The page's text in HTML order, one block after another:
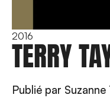
2016
TERRY
Publié par